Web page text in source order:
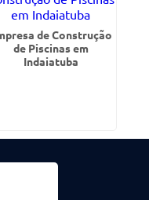
de Construção
de Piscinas em
Indaiatuba